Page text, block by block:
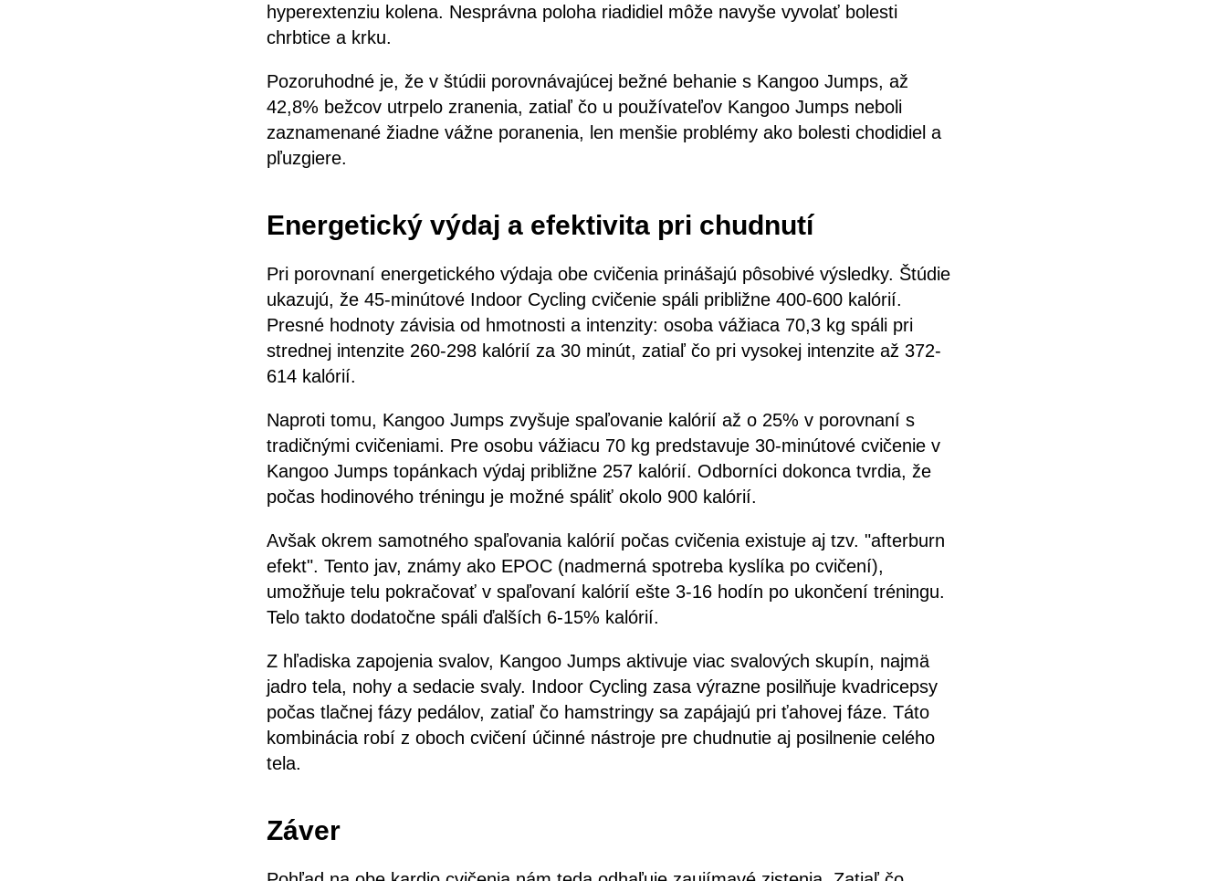
hyperextenziu kolena. Nesprávna poloha riadidiel môže navyše vyvolať bolesti
chrbtice a krku.
Pozoruhodné je, že v štúdii porovnávajúcej bežné behanie s Kangoo Jumps, až
42,8% bežcov utrpelo zranenia, zatiaľ čo u používateľov Kangoo Jumps neboli
zaznamenané žiadne vážne poranenia, len menšie problémy ako bolesti chodidiel a
pľuzgiere.
Energetický výdaj a efektivita pri chudnutí
Pri porovnaní energetického výdaja obe cvičenia prinášajú pôsobivé výsledky. Štúdie
ukazujú, že 45-minútové Indoor Cycling cvičenie spáli približne 400-600 kalórií.
Presné hodnoty závisia od hmotnosti a intenzity: osoba vážiaca 70,3 kg spáli pri
strednej intenzite 260-298 kalórií za 30 minút, zatiaľ čo pri vysokej intenzite až 372-
614 kalórií.
Naproti tomu, Kangoo Jumps zvyšuje spaľovanie kalórií až o 25% v porovnaní s
tradičnými cvičeniami. Pre osobu vážiacu 70 kg predstavuje 30-minútové cvičenie v
Kangoo Jumps topánkach výdaj približne 257 kalórií. Odborníci dokonca tvrdia, že
počas hodinového tréningu je možné spáliť okolo 900 kalórií.
Avšak okrem samotného spaľovania kalórií počas cvičenia existuje aj tzv. "afterburn
efekt". Tento jav, známy ako EPOC (nadmerná spotreba kyslíka po cvičení),
umožňuje telu pokračovať v spaľovaní kalórií ešte 3-16 hodín po ukončení tréningu.
Telo takto dodatočne spáli ďalších 6-15% kalórií.
Z hľadiska zapojenia svalov, Kangoo Jumps aktivuje viac svalových skupín, najmä
jadro tela, nohy a sedacie svaly. Indoor Cycling zasa výrazne posilňuje kvadricepsy
počas tlačnej fázy pedálov, zatiaľ čo hamstringy sa zapájajú pri ťahovej fáze. Táto
kombinácia robí z oboch cvičení účinné nástroje pre chudnutie aj posilnenie celého
tela.
Záver